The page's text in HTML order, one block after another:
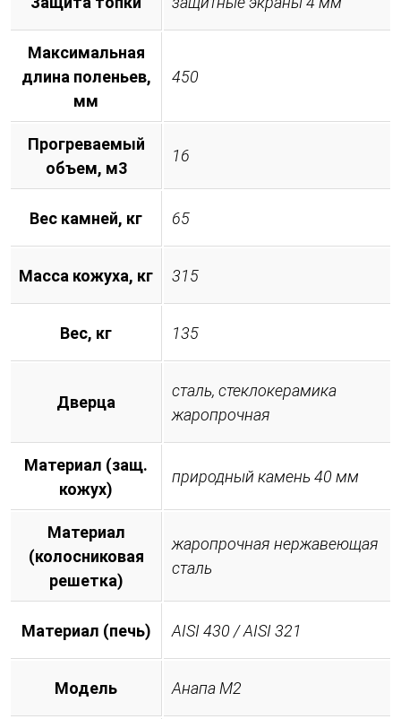
Максимальная
длина поленьев,
мм
450
Прогреваемый
объем, м3
16
Вес камней, кг 65
Масса кожуха, кг 315
Вес, кг 135
Дверца
сталь, стеклокерамика
жаропрочная
Материал (защ.
кожух)
природный камень 40 мм
Материал
(колосниковая
решетка)
жаропрочная нержавеющая
сталь
Материал (печь) AISI 430 / AISI 321
Модель Анапа М2